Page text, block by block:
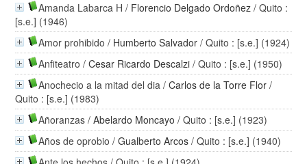
Amanda Labarca H / Florencio Delgado Ordoñez / Quito :
[s.e.] (1946)
Amor prohibido / Humberto Salvador / Quito : [s.e.] (1924)
Anfiteatro /Cesar Ricardo Descalzi / Quito : [s.e.] (1950)
Anochecio a la mitad del dia /Carlos de la Torre Flor /
Quito : [s.e.] (1983)
Añoranzas /Abelardo Moncayo / Quito : [s.e.] (1923)
Años de oprobio /Gualberto Arcos / Quito : [s.e.] (1940)